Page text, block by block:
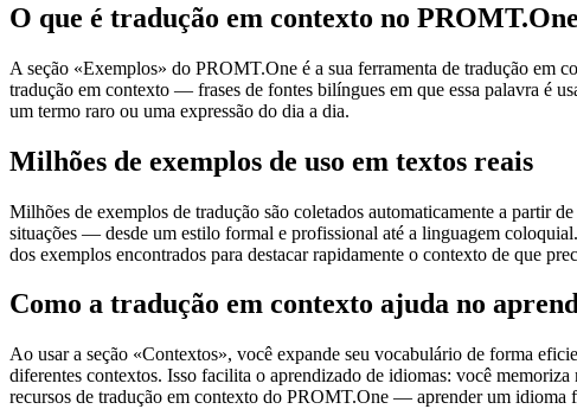
O que é tradução em contexto no PROMT.One
A seção «Exemplos» do PROMT.One é a sua ferramenta de tradução em
tradução em contexto — frases de fontes bilíngues em que essa palavra é
um termo raro ou uma expressão do dia a dia.
Milhões de exemplos de uso em textos reais
Milhões de exemplos de tradução são coletados automaticamente a partir
situações — desde um estilo formal e profissional até a linguagem
dos exemplos encontrados para destacar rapidamente o contexto de que
Como a tradução em contexto ajuda no
Ao usar a seção «Contextos», você expande seu vocabulário de forma
diferentes contextos. Isso facilita o aprendizado de idiomas: você
recursos de tradução em contexto do PROMT.One — aprender um idioma